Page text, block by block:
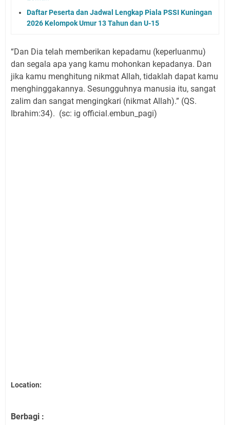
Daftar Peserta dan Jadwal Lengkap Piala PSSI Kuningan
2026 Kelompok Umur 13 Tahun dan U-15
“Dan Dia telah memberikan kepadamu (keperluanmu)
dan segala apa yang kamu mohonkan kepadanya. Dan
jika kamu menghitung nikmat Allah, tidaklah dapat kamu
menghinggakannya. Sesungguhnya manusia itu, sangat
zalim dan sangat mengingkari (nikmat Allah).” (QS.
Ibrahim:34). (sc: ig official.embun_pagi)
Location:
Berbagi :